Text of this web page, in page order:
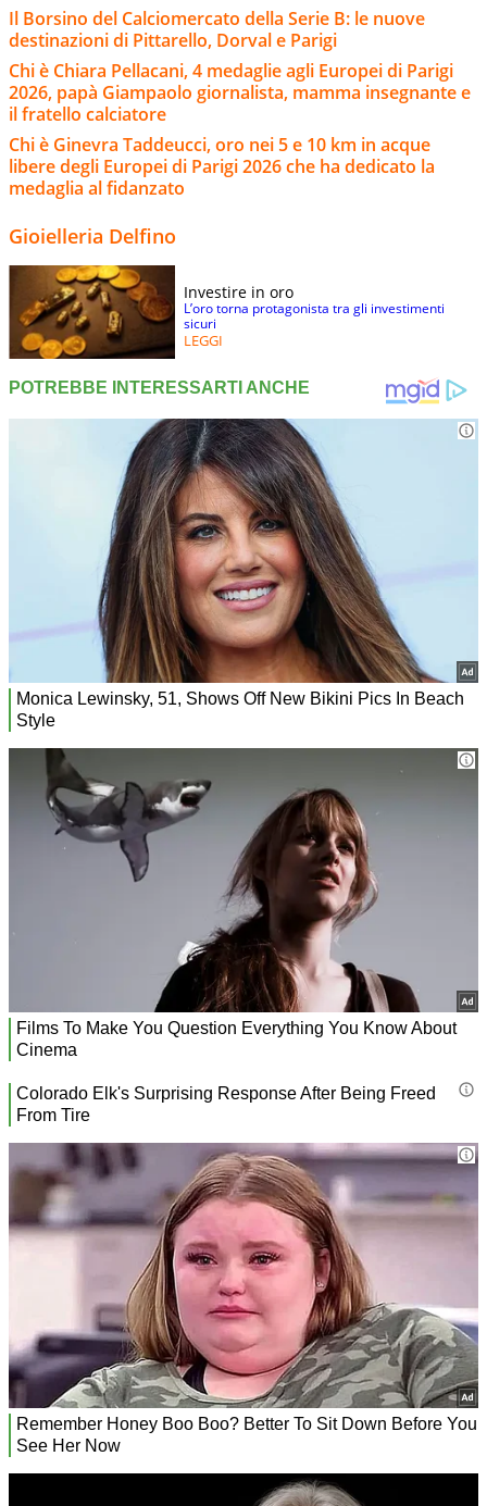
Il Borsino del Calciomercato della Serie B: le nuove
destinazioni di Pittarello, Dorval e Parigi
Chi è Chiara Pellacani, 4 medaglie agli Europei di Parigi
2026, papà Giampaolo giornalista, mamma insegnante e
il fratello calciatore
Chi è Ginevra Taddeucci, oro nei 5 e 10 km in acque
libere degli Europei di Parigi 2026 che ha dedicato la
medaglia al fidanzato
Gioielleria Delfino
Investire in oro
L’oro torna protagonista tra gli investimenti
sicuri
LEGGI